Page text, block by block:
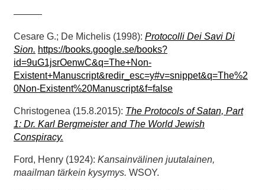
———
Cesare G.; De Michelis (1998): Protocolli Dei Savi Di
Sion. https://books.google.se/books?
id=9uG1jsrOenwC&q=The+Non-
Existent+Manuscript&redir_esc=y#v=snippet&q=The%2
0Non-Existent%20Manuscript&f=false
Christogenea (15.8.2015): The Protocols of Satan, Part
1: Dr. Karl Bergmeister and The World Jewish
Conspiracy.
Ford, Henry (1924): Kansainvälinen juutalainen,
maailman tärkein kysymys. WSOY.